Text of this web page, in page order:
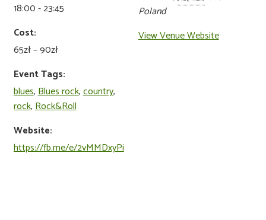
18:00 - 23:45
Cost:
65zł – 90zł
Event Tags:
blues,Blues rock,country,
rock,Rock&Roll
Website:
https://fb.me/e/2vMMDxyPi
Poland
View Venue Website